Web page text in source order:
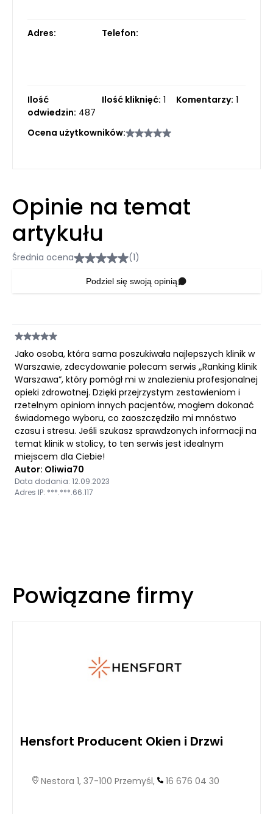
Adres: Telefon:
Ilość
odwiedzin: 487
Ilość kliknięć: 1 Komentarzy: 1
Ocena użytkowników:
Opinie na temat
artykułu
Średnia ocena (1)
Podziel się swoją opinią
Jako osoba, która sama poszukiwała najlepszych klinik w
Warszawie, zdecydowanie polecam serwis „Ranking klinik
Warszawa”, który pomógł mi w znalezieniu profesjonalnej
opieki zdrowotnej. Dzięki przejrzystym zestawieniom i
rzetelnym opiniom innych pacjentów, mogłem dokonać
świadomego wyboru, co zaoszczędziło mi mnóstwo
czasu i stresu. Jeśli szukasz sprawdzonych informacji na
temat klinik w stolicy, to ten serwis jest idealnym
miejscem dla Ciebie!
Autor: Oliwia70
Data dodania: 12.09.2023
Adres IP: ***.***.66.117
Powiązane firmy
Hensfort Producent Okien i Drzwi
Nestora 1, 37-100 Przemyśl, 16 676 04 30